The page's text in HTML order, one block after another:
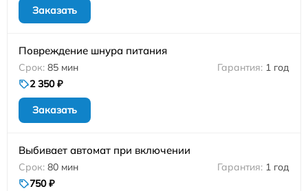
Заказать
Повреждение шнура питания
85 мин
1 год
2 350 ₽
Заказать
Выбивает автомат при включении
80 мин
1 год
750 ₽